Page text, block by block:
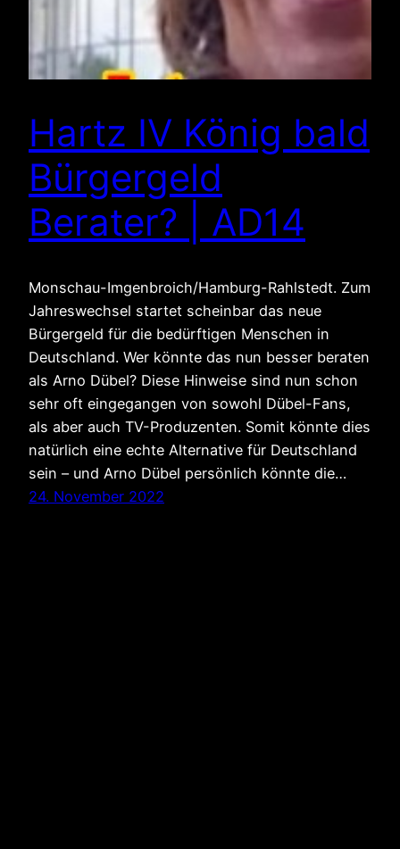
Hartz IV König bald
Bürgergeld
Berater? | AD14
Monschau-Imgenbroich/Hamburg-Rahlstedt. Zum
Jahreswechsel startet scheinbar das neue
Bürgergeld für die bedürftigen Menschen in
Deutschland. Wer könnte das nun besser beraten
als Arno Dübel? Diese Hinweise sind nun schon
sehr oft eingegangen von sowohl Dübel-Fans,
als aber auch TV-Produzenten. Somit könnte dies
natürlich eine echte Alternative für Deutschland
sein – und Arno Dübel persönlich könnte die…
24. November 2022